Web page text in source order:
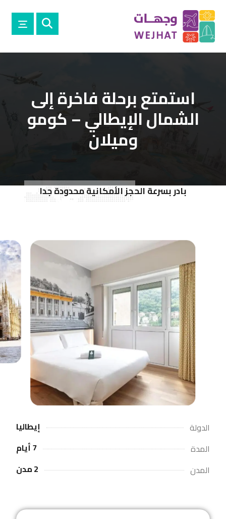
استمتع برحلة فاخرة إلى
الشمال الإيطالي – كومو
وميلان
بادر بسرعة الحجز الأمكانية محدودة جدا
الدولة
إيطاليا
المدة
7 أيام
المدن
2 مدن